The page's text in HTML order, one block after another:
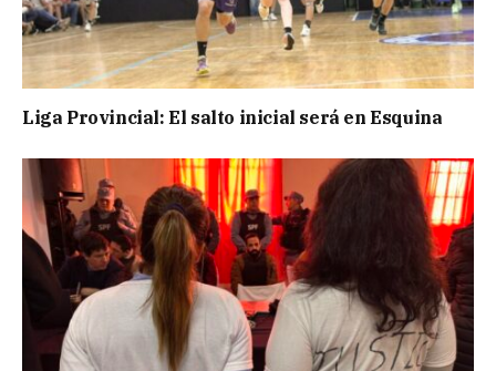
Liga Provincial: El salto inicial será en Esquina